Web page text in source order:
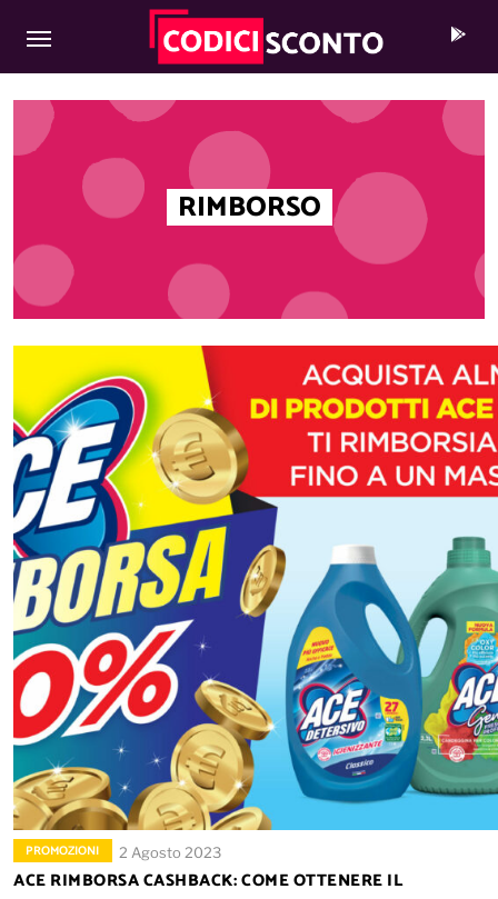
MAIN NAVIGATION
Skip to content
RIMBORSO
PROMOZIONI 2 Agosto 2023
ACE RIMBORSA CASHBACK: COME OTTENERE IL